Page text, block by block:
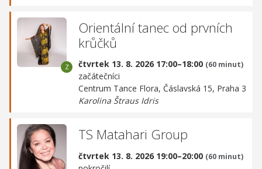
Orientální tanec od prvních
krůčků
čtvrtek 13. 8. 2026 17:00–18:00 (60 minut)
začátečníci
Centrum Tance Flora, Čáslavská 15, Praha 3
Karolina Štraus Idris
TS Matahari Group
čtvrtek 13. 8. 2026 19:00–20:00 (60 minut)